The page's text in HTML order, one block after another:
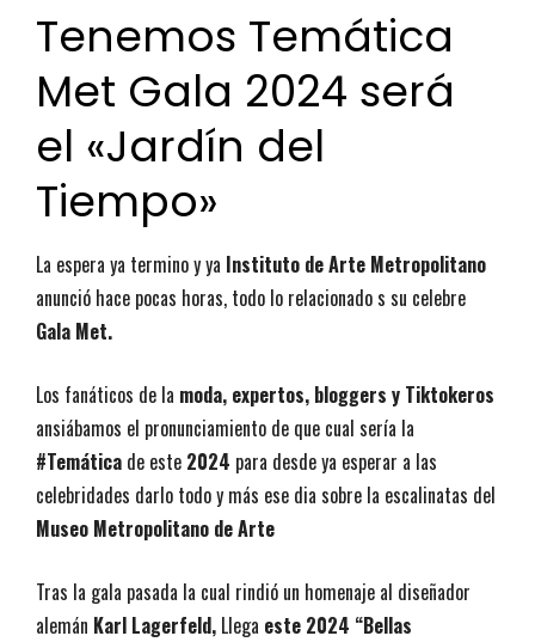
Tenemos Temática
Met Gala 2024 será
el «Jardín del
Tiempo»
La espera ya termino y ya Instituto de Arte Metropolitano
anunció hace pocas horas, todo lo relacionado s su celebre
Gala Met.
Los fanáticos de la moda, expertos, bloggers y Tiktokeros
ansiábamos el pronunciamiento de que cual sería la
#Temática de este 2024 para desde ya esperar a las
celebridades darlo todo y más ese dia sobre la escalinatas del
Museo Metropolitano de Arte
Tras la gala pasada la cual rindió un homenaje al diseñador
alemán Karl Lagerfeld, Llega este 2024 “Bellas